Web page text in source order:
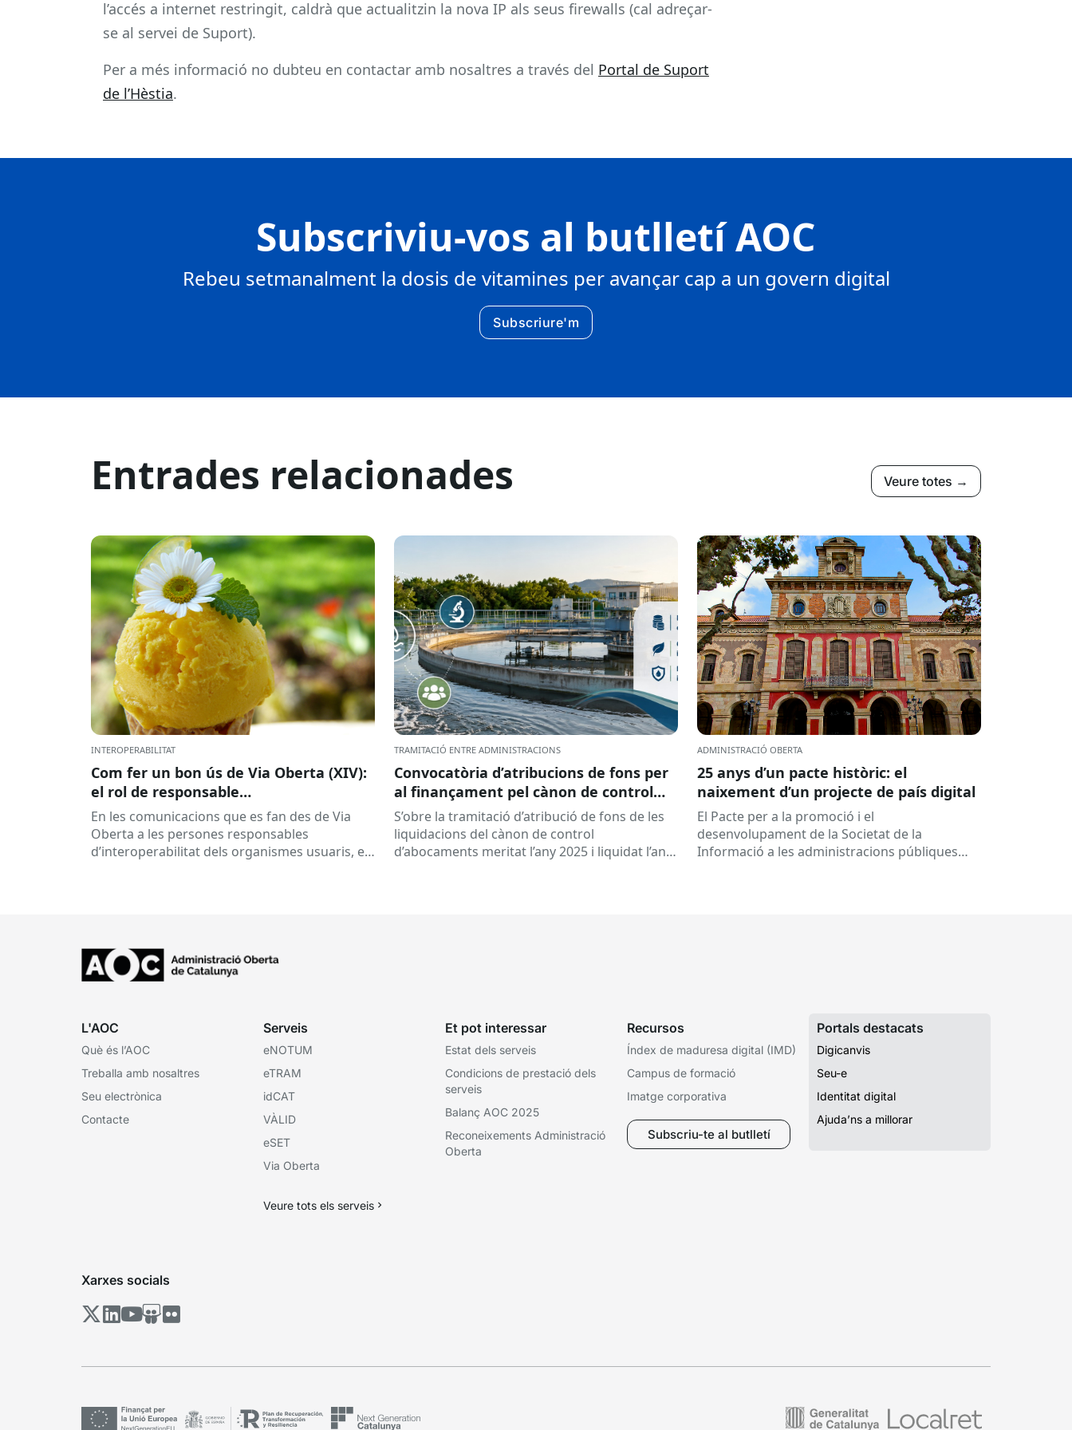
l’accés a internet restringit, caldrà que actualitzin la nova IP als seus firewalls (cal adreçar-
se al servei de Suport).
Per a més informació no dubteu en contactar amb nosaltres a través del Portal de Suport
de l’Hèstia.
Subscriviu-vos al butlletí AOC
Rebeu setmanalment la dosis de vitamines per avançar cap a un govern digital
Subscriure'm
Entrades relacionades Veure totes →
INTEROPERABILITAT
Com fer un bon ús de Via Oberta (XIV):
el rol de responsable
d’interoperabilitat, al dia
En les comunicacions que es fan des de Via
Oberta a les persones responsables
d’interoperabilitat dels organismes usuaris, es
TRAMITACIÓ ENTRE ADMINISTRACIONS
Convocatòria d’atribucions de fons per
al finançament pel cànon de control
d’abocaments meritat l’any 2025 i
liquidat l’any 2026
S’obre la tramitació d’atribució de fons de les
liquidacions del cànon de control
d’abocaments meritat l’any 2025 i liquidat l’any
ADMINISTRACIÓ OBERTA
25 anys d’un pacte històric: el
naixement d’un projecte de país digital
El Pacte per a la promoció i el
desenvolupament de la Societat de la
Informació a les administracions públiques
L'AOC
Què és l’AOC
Treballa amb nosaltres
Seu electrònica
Contacte
Serveis
eNOTUM
eTRAM
idCAT
VÀLID
eSET
Via Oberta
Veure tots els serveis
Et pot interessar
Estat dels serveis
Condicions de prestació dels
serveis
Balanç AOC 2025
Reconeixements Administració
Oberta
Recursos
Índex de maduresa digital (IMD)
Campus de formació
Imatge corporativa
Subscriu-te al butlletí
Portals destacats
Digicanvis
Seu-e
Identitat digital
Ajuda’ns a millorar
Xarxes socials